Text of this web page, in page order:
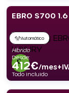
EBRO S700 1.6
Automático
Híbrido
Desde:
412€/
Todo incluido